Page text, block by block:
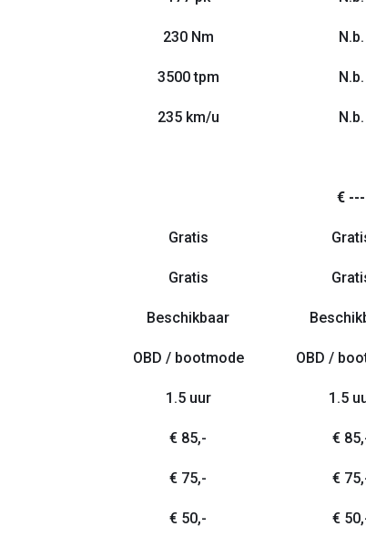
230 Nm N.b.
3500 tpm N.b.
235 km/u N.b.
€ ---
Gratis
Gratis
Beschikbaar
OBD / bootmode OBD /
1.5 uur 1.5
€ 85,- €
€ 75,- €
€ 50,- €